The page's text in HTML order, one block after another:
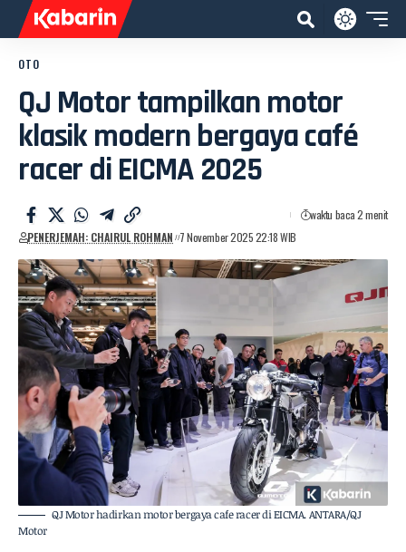
OTO
QJ Motor tampilkan motor
klasik modern bergaya café
racer di EICMA 2025
PENERJEMAH: CHAIRUL ROHMAN 7 November 2025 22:18 WIB
waktu baca 2 menit
QJ Motor hadirkan motor bergaya cafe racer di EICMA. ANTARA/QJ
Motor